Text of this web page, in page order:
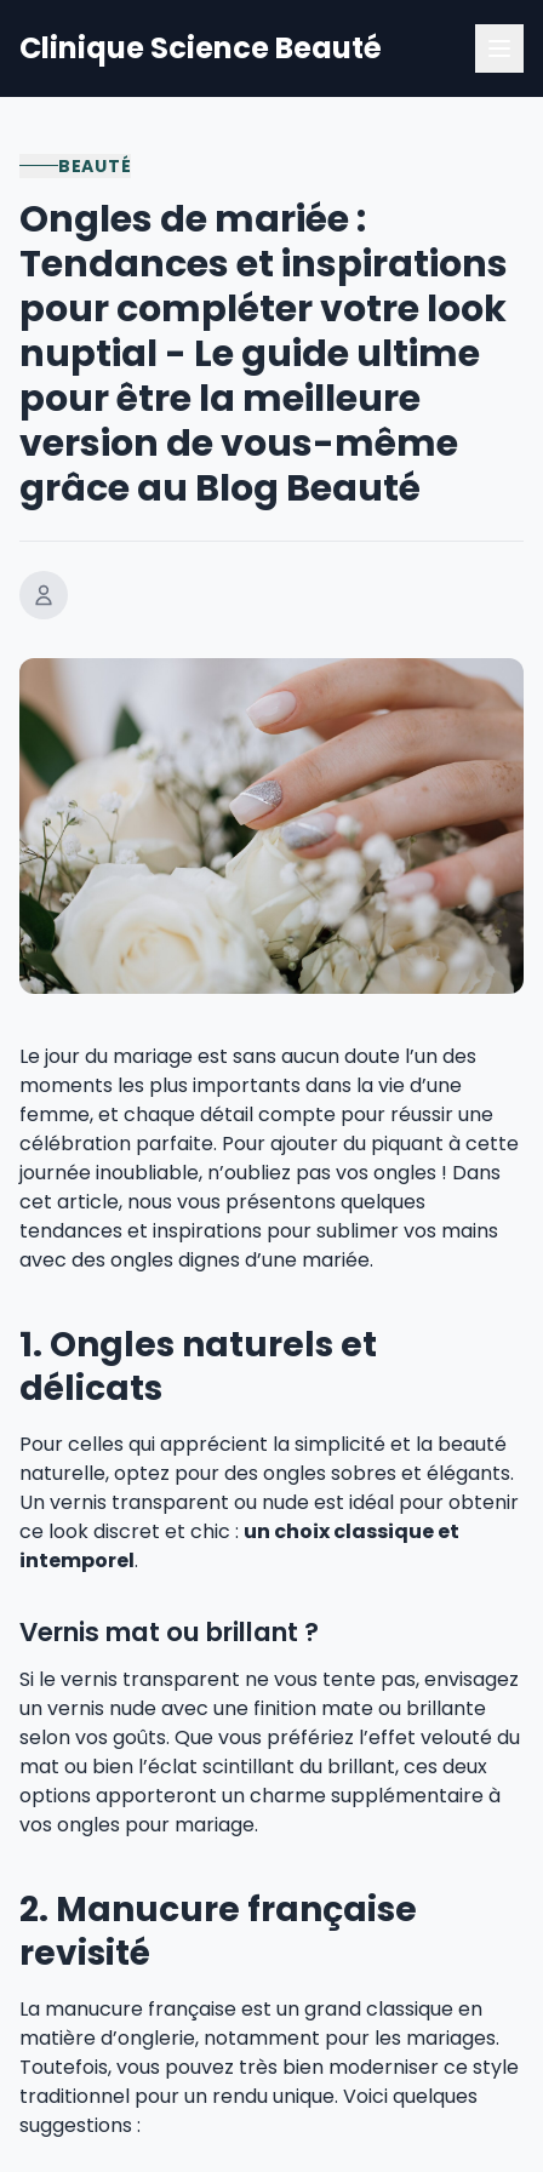
Clinique Science Beauté
BEAUTÉ
Ongles de mariée :
Tendances et inspirations
pour compléter votre look
nuptial - Le guide ultime
pour être la meilleure
version de vous-même
grâce au Blog Beauté
Le jour du mariage est sans aucun doute l’un des
moments les plus importants dans la vie d’une
femme, et chaque détail compte pour réussir une
célébration parfaite. Pour ajouter du piquant à cette
journée inoubliable, n’oubliez pas vos ongles ! Dans
cet article, nous vous présentons quelques
tendances et inspirations pour sublimer vos mains
avec des ongles dignes d’une mariée.
1. Ongles naturels et
délicats
Pour celles qui apprécient la simplicité et la beauté
naturelle, optez pour des ongles sobres et élégants.
Un vernis transparent ou nude est idéal pour obtenir
ce look discret et chic : un choix classique et
intemporel.
Vernis mat ou brillant ?
Si le vernis transparent ne vous tente pas, envisagez
un vernis nude avec une finition mate ou brillante
selon vos goûts. Que vous préfériez l’effet velouté du
mat ou bien l’éclat scintillant du brillant, ces deux
options apporteront un charme supplémentaire à
vos ongles pour mariage.
2. Manucure française
revisité
La manucure française est un grand classique en
matière d’onglerie, notamment pour les mariages.
Toutefois, vous pouvez très bien moderniser ce style
traditionnel pour un rendu unique. Voici quelques
suggestions :